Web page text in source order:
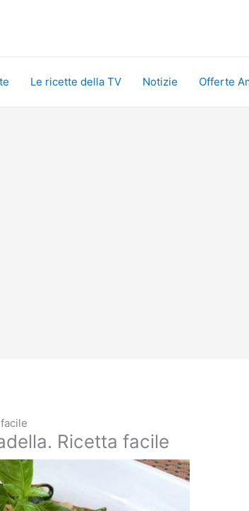
Le ricette della TV Notizie Offerte
Ricetta facile